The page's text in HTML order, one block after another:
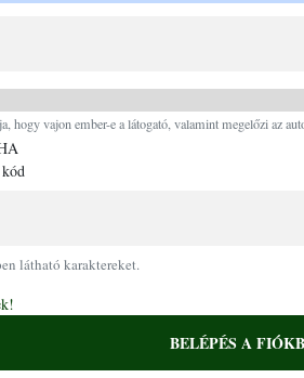
hogy vajon ember-e a látogató, valamint megelőzi az
látható karaktereket.
BELÉPÉS A